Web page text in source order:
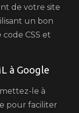
de votre site
un bon
CSS et
à Google
le à
pour faciliter